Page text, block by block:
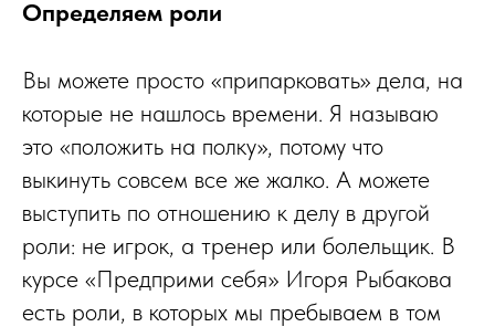
Определяем роли
Вы можете просто «припарковать» дела, на
которые не нашлось времени. Я называю
это «положить на полку», потому что
выкинуть совсем все же жалко. А можете
выступить по отношению к делу в другой
роли: не игрок, а тренер или болельщик. В
курсе «Предприми себя» Игоря Рыбакова
есть роли, в которых мы пребываем в том